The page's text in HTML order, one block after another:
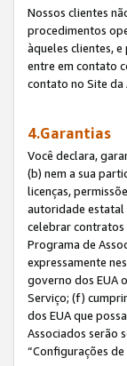
Nossos clientes
procedimentos
àqueles clientes,
entre em contato
contato no Site da
4.Garantias
Você declara,
(b) nem a sua
licenças,
autoridade estatal
celebrar contratos
Programa de
expressamente
governo dos EUA
Serviço; (f)
dos EUA que
Associados serão
“Configurações de